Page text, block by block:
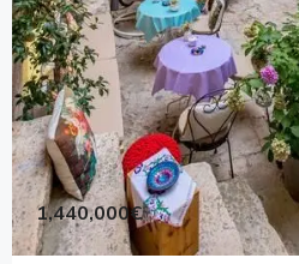
1,440,000€